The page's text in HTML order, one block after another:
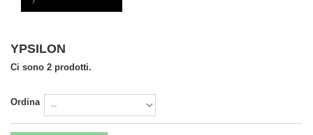
YPSILON
Ci sono 2 prodotti.
Ordina